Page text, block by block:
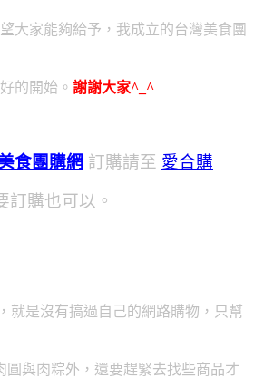
大家能夠給予，我成立的台灣美食團
的開始。 謝謝大家^_^
食團購網 訂購請至 愛合購
訂購也可以。
就是沒有搞過自己的網路購物，只幫
圓與肉粽外，還要趕緊去找些商品才